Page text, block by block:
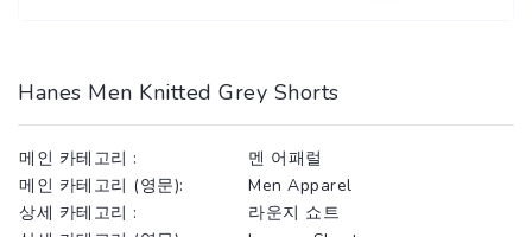
Hanes Men Knitted Grey Shorts
메인 카테고리 :
멘 어패럴
메인 카테고리 (영문):
Men Apparel
상세 카테고리 :
라운지 쇼트